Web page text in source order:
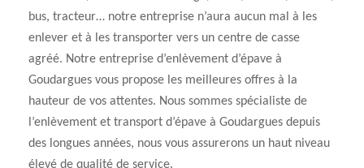
bus, tracteur… notre entreprise n’aura aucun mal à les
enlever et à les transporter vers un centre de casse
agréé. Notre entreprise d’enlèvement d’épave à
Goudargues vous propose les meilleures offres à la
hauteur de vos attentes. Nous sommes spécialiste de
l’enlèvement et transport d’épave à Goudargues depuis
des longues années, nous vous assurerons un haut niveau
élevé de qualité de service.